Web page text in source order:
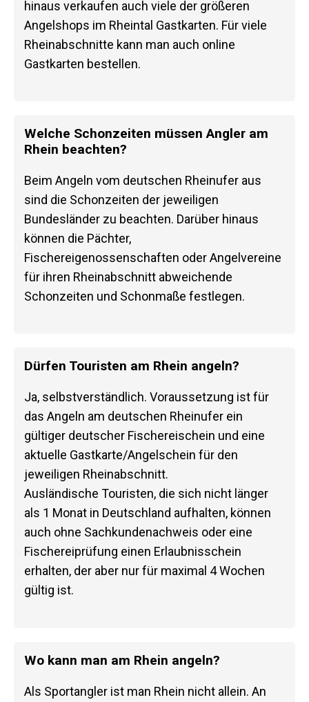
hinaus verkaufen auch viele der größeren
Angelshops im Rheintal Gastkarten. Für viele
Rheinabschnitte kann man auch online
Gastkarten bestellen.
Welche Schonzeiten müssen Angler am
Rhein beachten?
Beim Angeln vom deutschen Rheinufer aus
sind die Schonzeiten der jeweiligen
Bundesländer zu beachten. Darüber hinaus
können die Pächter,
Fischereigenossenschaften oder Angelvereine
für ihren Rheinabschnitt abweichende
Schonzeiten und Schonmaße festlegen.
Dürfen Touristen am Rhein angeln?
Ja, selbstverständlich. Voraussetzung ist für
das Angeln am deutschen Rheinufer ein
gültiger deutscher Fischereischein und eine
aktuelle Gastkarte/Angelschein für den
jeweiligen Rheinabschnitt.
Ausländische Touristen, die sich nicht länger
als 1 Monat in Deutschland aufhalten, können
auch ohne Sachkundenachweis oder eine
Fischereiprüfung einen Erlaubnisschein
erhalten, der aber nur für maximal 4 Wochen
gültig ist.
Wo kann man am Rhein angeln?
Als Sportangler ist man Rhein nicht allein. An